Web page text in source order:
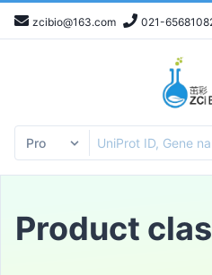
zcibio@163.com 021-
Product